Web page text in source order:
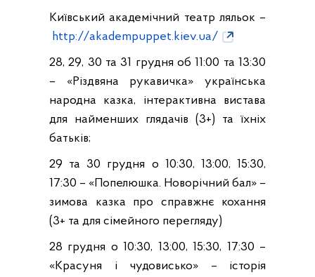
Київський академічний театр ляльок –
http://akadempuppet.kiev.ua/
28, 29, 30 та 31 грудня об 11:00 та 13:30
– «Різдвяна рукавичка» українська
народна казка, інтерактивна вистава
для найменших глядачів (3+) та їхніх
батьків;
29 та 30 грудня о 10:30, 13:00, 15:30,
17:30 – «Попелюшка. Новорічний бал» –
зимова казка про справжнє кохання
(3+ та для сімейного перегляду)
28 грудня о 10:30, 13:00, 15:30, 17:30 –
«Красуня і чудовисько» – історія